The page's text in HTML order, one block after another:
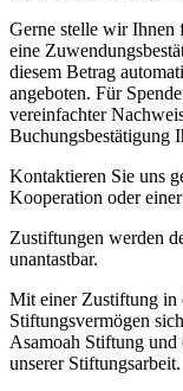
Gerne stelle wir Ihnen
eine
diesem Betrag
angeboten. Für
vereinfachter
Buchungsbestätigung
Kontaktieren Sie uns
Kooperation oder
Zustiftungen werden
unantastbar.
Mit einer Zustiftung in
Stiftungsvermögen
Asamoah Stiftung
unserer Stiftungsarbeit.